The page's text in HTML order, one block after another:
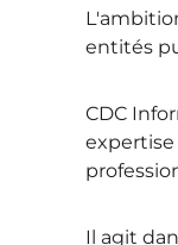
entités
CDC
expertise
Il agit